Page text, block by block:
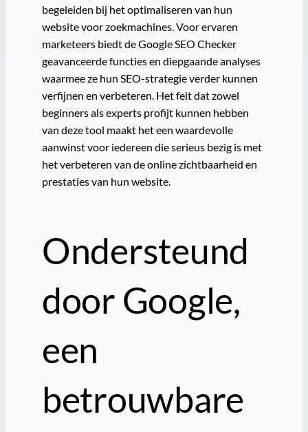
begeleiden bij het optimaliseren van hun
website voor zoekmachines. Voor ervaren
marketeers biedt de Google SEO Checker
geavanceerde functies en diepgaande analyses
waarmee ze hun SEO-strategie verder kunnen
verfijnen en verbeteren. Het feit dat zowel
beginners als experts profijt kunnen hebben
van deze tool maakt het een waardevolle
aanwinst voor iedereen die serieus bezig is met
het verbeteren van de online zichtbaarheid en
prestaties van hun website.
Ondersteund
door Google,
een
betrouwbare